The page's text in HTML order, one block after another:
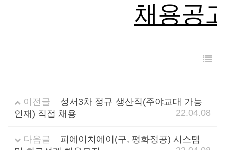
채용공
이전글
성서3차 정규 생산직(주야교대 가능
인재) 직접 채용
22.04.08
다음글
피에이치에이(구, 평화정공) 시스템